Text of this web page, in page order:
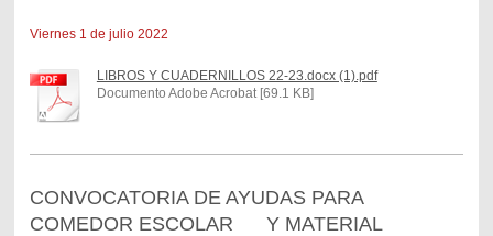
Viernes 1 de julio 2022
LIBROS Y CUADERNILLOS 22-23.docx (1).pdf
Documento Adobe Acrobat [69.1 KB]
CONVOCATORIA DE AYUDAS PARA
COMEDOR ESCOLAR Y MATERIAL